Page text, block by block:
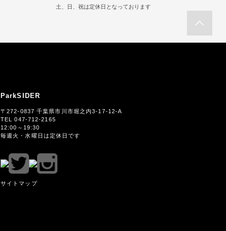
土、日、祝は定休日となっております
ParkSIDER
〒272-0837 千葉県市川市堀之内3-17-12-A
TEL 047-712-2165
12:00～19:30
毎週火・水曜日は定休日です
サイトマップ